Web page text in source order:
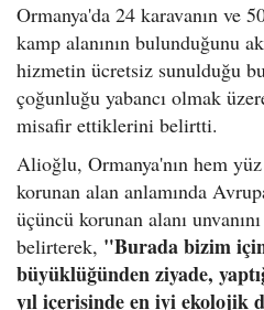
Ormanya'da 24 karavanın ve
kamp alanının bulunduğunu
hizmetin ücretsiz sunulduğu
çoğunluğu yabancı olmak
misafir ettiklerini belirtti.
Alioğlu, Ormanya'nın hem
korunan alan anlamında
üçüncü korunan alanı
belirterek, "Burada bizim
büyüklüğünden ziyade,
yıl içerisinde en iyi ekolojik